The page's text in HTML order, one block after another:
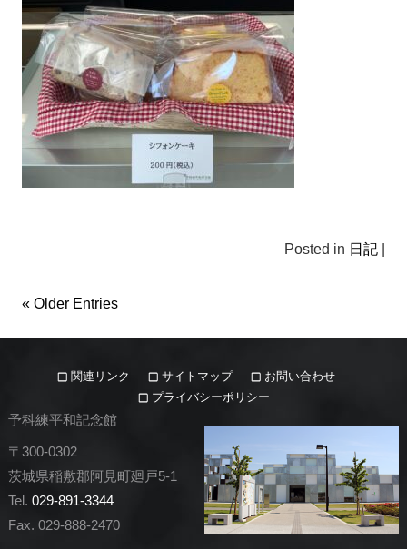
Posted in 日記|
« Older Entries
予科練平和記念館
〒300-0302
茨城県稲敷郡阿見町廻戸5-1
Tel. 029-891-3344
Fax. 029-888-2470
関連リンク サイトマップ
お問い合わせ
プライバシーポリシー